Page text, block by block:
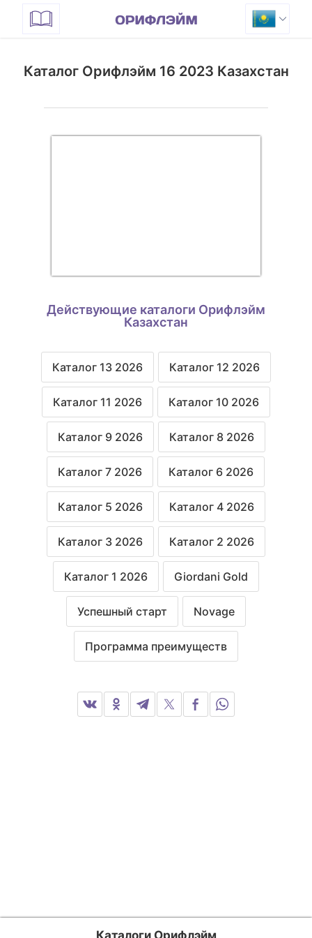
Каталог Орифлэйм 16 2023 Казахстан
Действующие каталоги Орифлэйм
Казахстан
Каталог 13 2026 Каталог 12 2026
Каталог 11 2026 Каталог 10 2026
Каталог 9 2026 Каталог 8 2026
Каталог 7 2026 Каталог 6 2026
Каталог 5 2026 Каталог 4 2026
Каталог 3 2026 Каталог 2 2026
Каталог 1 2026 Giordani Gold
Успешный старт Novage
Программа преимуществ
Каталоги Орифлэйм